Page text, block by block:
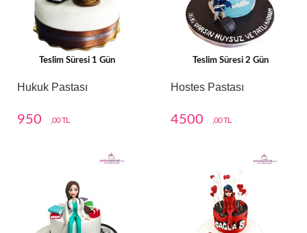
Teslim Süresi 1 Gün
Hukuk Pastası
950 ,00 TL
Teslim Süresi 2 Gün
Hostes Pastası
4500 ,00 TL